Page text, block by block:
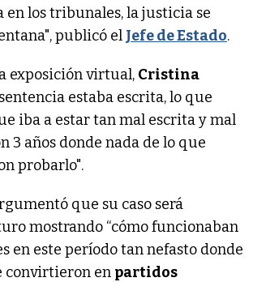
en los tribunales, la justicia se
publicó el Jefe de Estado.
exposición virtual, Cristina
estaba escrita, lo que
iba a estar tan mal escrita y mal
3 años donde nada de lo que
probarlo".
que su caso será
mostrando “cómo funcionaban
en este período tan nefasto donde
convirtieron en partidos